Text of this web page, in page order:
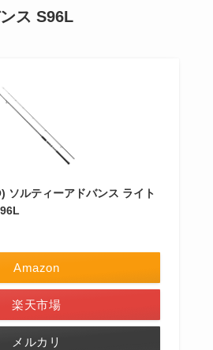
ス S96L
ソルティーアドバンス ライト
Amazon
楽天市場
メルカリ